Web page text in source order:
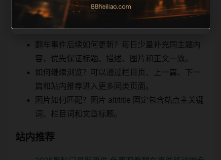
口，方便后续专题自动归集。发布后按真实浏览器复查
首屏、图片、跳转体验、相关推荐和加载速度。
翻车事件后续如何更新？每日少量补充同主题内
容，优先保证标题、描述、图片和正文一致。
如何继续浏览？可以通过栏目页、上一篇、下一
篇和站内推荐进入更多同类页面。
图片如何匹配？图片 alt/title 固定包含站点主关键
词、栏目词和文章标题。
站内推荐